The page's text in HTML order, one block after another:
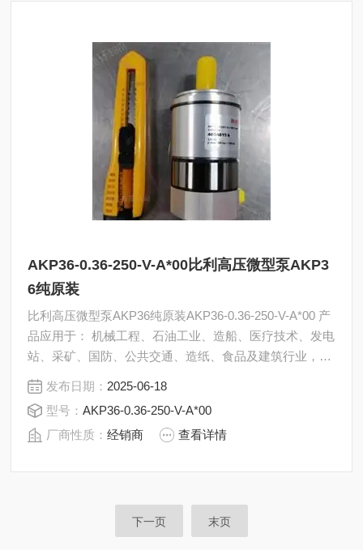
AKP36-0.36-250-V-A*00比利高压微型泵AKP3
6纯原装
比利高压微型泵AKP36纯原装AKP36-0.36-250-V-A*00 产
品应用于： 机械工程、石油工业、造船、医疗技术、发电
站、采矿、国防、公共交通、造纸、食品及建筑行业，以
及世界范围内的许多其它领域。
发布日期： 2025-06-18
型号：AKP36-0.36-250-V-A*00
厂商性质：经销商 查看详情
下一页 末页